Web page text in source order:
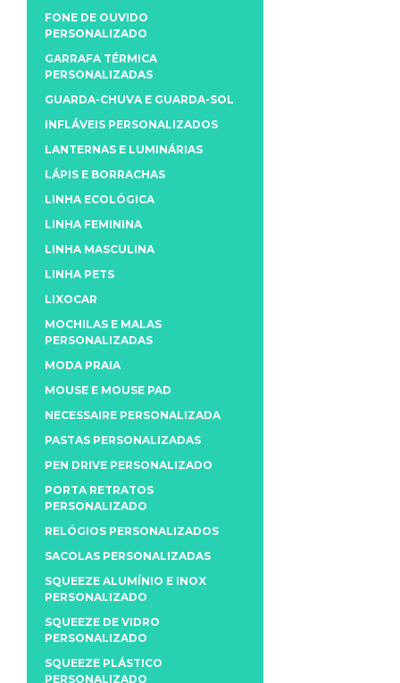
FONE DE OUVIDO
PERSONALIZADO
GARRAFA TÉRMICA
PERSONALIZADAS
GUARDA-CHUVA E GUARDA-SOL
INFLÁVEIS PERSONALIZADOS
LANTERNAS E LUMINÁRIAS
LÁPIS E BORRACHAS
LINHA ECOLÓGICA
LINHA FEMININA
LINHA MASCULINA
LINHA PETS
LIXOCAR
MOCHILAS E MALAS
PERSONALIZADAS
MODA PRAIA
MOUSE E MOUSE PAD
NECESSAIRE PERSONALIZADA
PASTAS PERSONALIZADAS
PEN DRIVE PERSONALIZADO
PORTA RETRATOS
PERSONALIZADO
RELÓGIOS PERSONALIZADOS
SACOLAS PERSONALIZADAS
SQUEEZE ALUMÍNIO E INOX
PERSONALIZADO
SQUEEZE DE VIDRO
PERSONALIZADO
SQUEEZE PLÁSTICO
PERSONALIZADO